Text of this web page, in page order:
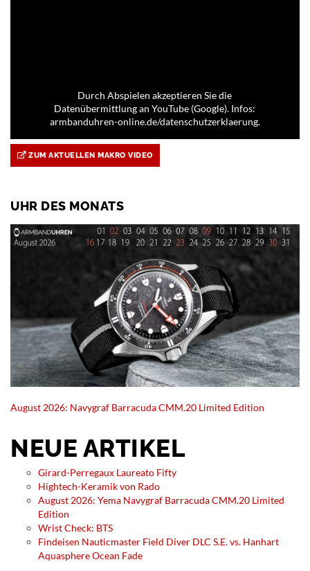
Durch Abspielen akzeptieren Sie die
Datenübermittlung an YouTube (Google). Infos:
armbanduhren-online.de/datenschutzerklaerung.
ZUM AKTUELLEN MAKRO VIDEO
UHR DES MONATS
August 2026: Navygraf Barracuda CMM.20 Limited Edition
NEUE ARTIKEL
Girard-Perregaux Laureato Fifty
Hightech-Keramik von Rado
August 2026: Yema Navygraf Barracuda CMM.20 Limited
Edition
Wrist Check: BTS
Findeisen Nauticmaster Field Diver DLC S.E. vs. Hanhart
Aquasphere Ocean Fade